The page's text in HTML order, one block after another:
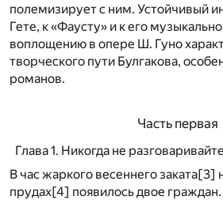
полемизирует с ним. Устойчивый
Гете, к «Фаусту» и к его
воплощению в опере Ш. Гуно
творческого пути Булгакова,
романов.
Часть первая
Глава 1. Никогда не
В час жаркого весеннего заката[3]
прудах[4] появилось двое